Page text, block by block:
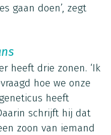
gaan doen’, zegt
heeft drie zonen. ‘Ik
hoe we onze
heeft
schrijft hij dat
zoon van iemand